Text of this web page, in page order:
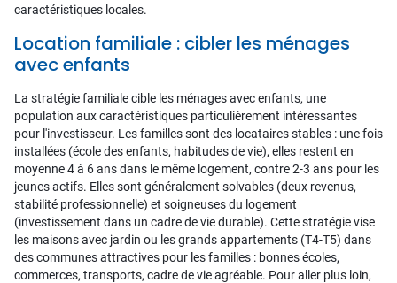
caractéristiques locales.
Location familiale : cibler les ménages
avec enfants
La stratégie familiale cible les ménages avec enfants, une
population aux caractéristiques particulièrement intéressantes
pour l'investisseur. Les familles sont des locataires stables : une fois
installées (école des enfants, habitudes de vie), elles restent en
moyenne 4 à 6 ans dans le même logement, contre 2-3 ans pour les
jeunes actifs. Elles sont généralement solvables (deux revenus,
stabilité professionnelle) et soigneuses du logement
(investissement dans un cadre de vie durable). Cette stratégie vise
les maisons avec jardin ou les grands appartements (T4-T5) dans
des communes attractives pour les familles : bonnes écoles,
commerces, transports, cadre de vie agréable. Pour aller plus loin,